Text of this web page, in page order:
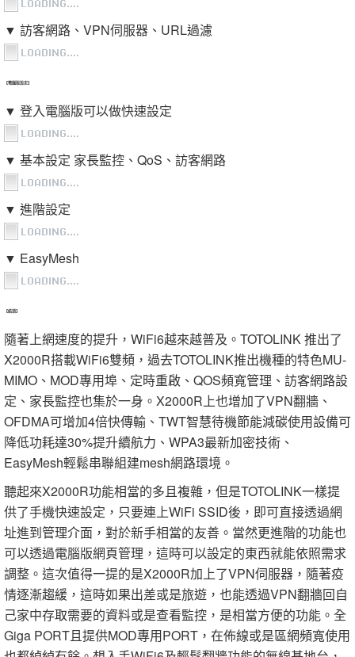
▼ 訪客網路、VPN伺服器、URL過濾
【電腦版設定】
▼ 登入電腦版可以做快速設定
▼ 基本設定 家長監控、QoS、訪客網路
▼ 進階設定
▼ EasyMesh
【結語】
隨著上網速度的提升，WiFi6越來越普及。TOTOLINK 推出了
X2000R搭載WiFi6雙頻，過去TOTOLINK推出機種的特色MU-
MIMO、MOD專用埠、定時重啟、QOS頻寬管理、訪客網路設
定、家長監控也集於一身。X2000R上也增加了VPN翻牆、
OFDMA可增加4倍快傳輸、TWT智慧待機節能減碳使用設備可
降低功耗達30%提升續航力、WPA3最新加密技術、
EasyMesh輕鬆串聯組建mesh網路環境。
聽起來X2000R功能相當的多且複雜，但是TOTOLINK一樣提
供了手機快速設定，只要連上WiFi SSID後，即可直接透過網
址進到管理介面，對於新手相當的友善。當然更進階的功能也
可以透過電腦版網頁管理，這時可以設定的東西就能依照需求
調整。這次值得一提的是X2000R加上了VPN伺服器，隨著疫
情逐漸趨緩，這時如果出差或是旅遊，也能透過VPN翻牆回自
己家中存取需要的資料或是查看監控，是相當方便的功能。全
Giga PORT且提供MOD專用PORT，在佈線或是區網頻寬使用